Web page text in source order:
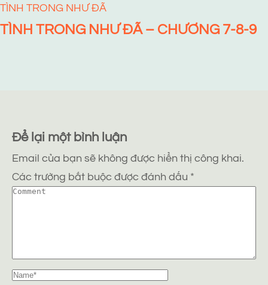
TÌNH TRONG NHƯ ĐÃ
TÌNH TRONG NHƯ ĐÃ – CHƯƠNG 7-8-9
Để lại một bình luận
Email của bạn sẽ không được hiển thị công khai.
Các trường bắt buộc được đánh dấu *